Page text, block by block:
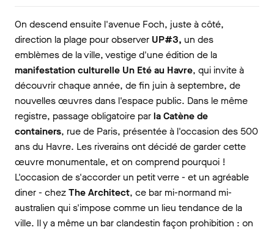
On descend ensuite l'avenue Foch, juste à côté,
direction la plage pour observer UP#3, un des
emblèmes de la ville, vestige d'une édition de la
manifestation culturelle Un Eté au Havre, qui invite à
découvrir chaque année, de fin juin à septembre, de
nouvelles œuvres dans l'espace public. Dans le même
registre, passage obligatoire parla Catène de
containers, rue de Paris, présentée à l'occasion des 500
ans du Havre. Les riverains ont décidé de garder cette
œuvre monumentale, et on comprend pourquoi !
L'occasion de s'accorder un petit verre - et un agréable
diner - chezThe Architect, ce bar mi-normand mi-
australien qui s'impose comme un lieu tendance de la
ville. Il y a même un bar clandestin façon prohibition : on